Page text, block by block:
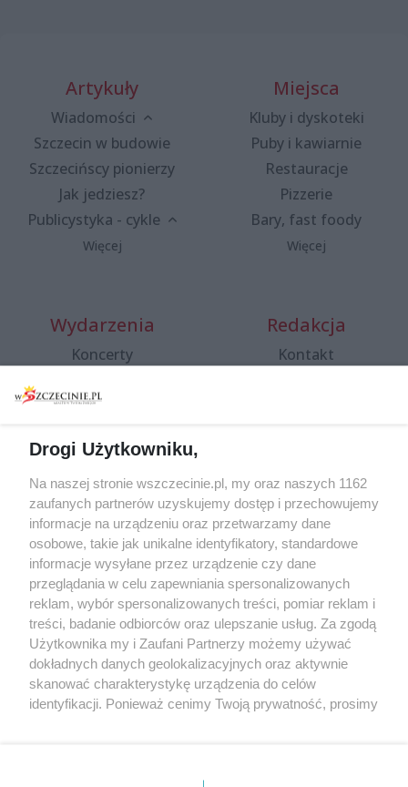
Artykuły
Wiadomości
Szczecin w budowie
Szczecińscy pionierzy
Jak jedziesz?
Publicystyka - cykle
Więcej
Miejsca
Kluby i dyskoteki
Puby i kawiarnie
Restauracje
Pizzerie
Bary, fast foody
Więcej
Wydarzenia
Koncerty
Spacery i oprowadzania
targi
Wernisaże
Więcej
Redakcja
Kontakt
Specjalny koncert z okazji
20. urodzin portalu
wSzczecinie.pl
Regulamin konkursów
śniadaniówka "Hej
Szczecin! Jest piątek!"
Partnerzy
Praca Szczecin
Drogi Użytkowniku,
Na naszej stronie wszczecinie.pl, my oraz naszych 1162
zaufanych partnerów uzyskujemy dostęp i przechowujemy
informacje na urządzeniu oraz przetwarzamy dane
osobowe, takie jak unikalne identyfikatory, standardowe
informacje wysyłane przez urządzenie czy dane
przeglądania w celu zapewniania spersonalizowanych
reklam, wybór spersonalizowanych treści, pomiar reklam i
treści, badanie odbiorców oraz ulepszanie usług. Za zgodą
Użytkownika my i Zaufani Partnerzy możemy używać
dokładnych danych geolokalizacyjnych oraz aktywnie
skanować charakterystykę urządzenia do celów
identyfikacji. Ponieważ cenimy Twoją prywatność, prosimy
prywatności znajdujący się w lewym dolnym rogu strony